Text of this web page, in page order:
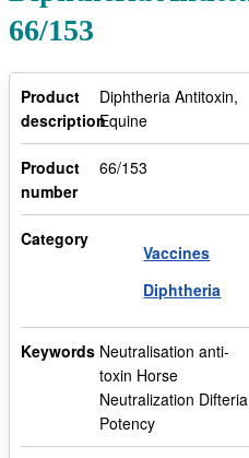
66/153
Product
description
Diphtheria Antitoxin,
Equine
Product
number
66/153
Category
Vaccines
Diphtheria
Keywords Neutralisation anti-
toxin Horse
Neutralization Difteria
Potency